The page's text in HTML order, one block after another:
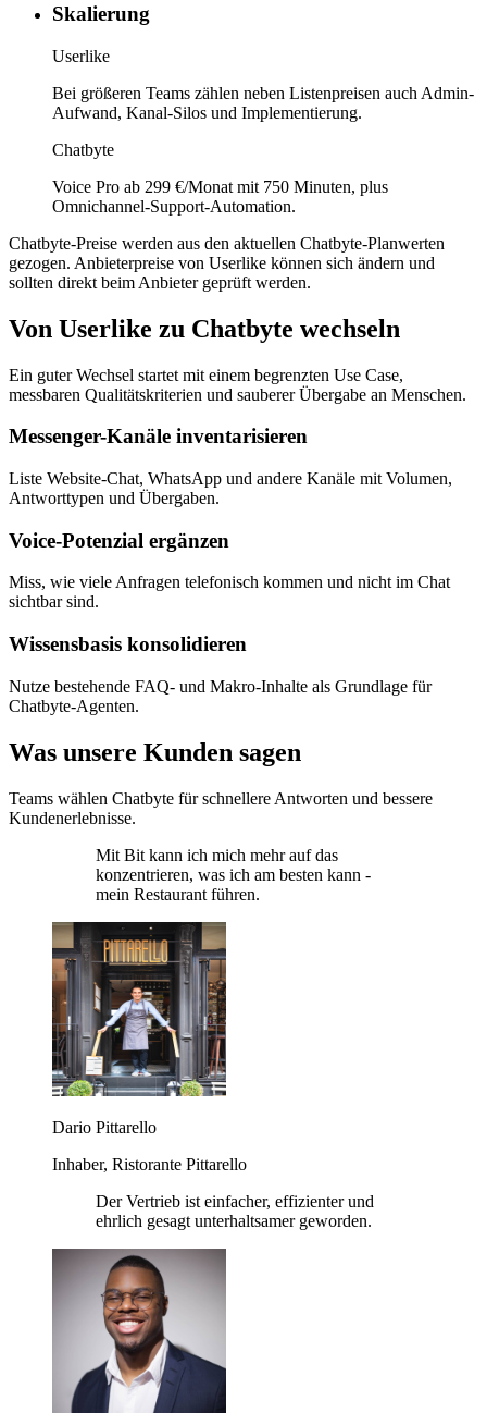
Skalierung
Userlike
Bei größeren Teams zählen neben Listenpreisen auch Admin-
Aufwand, Kanal-Silos und Implementierung.
Chatbyte
Voice Pro ab 299 €/Monat mit 750 Minuten, plus
Omnichannel-Support-Automation.
Chatbyte-Preise werden aus den aktuellen Chatbyte-Planwerten
gezogen. Anbieterpreise von Userlike können sich ändern und
sollten direkt beim Anbieter geprüft werden.
Von Userlike zu Chatbyte wechseln
Ein guter Wechsel startet mit einem begrenzten Use Case,
messbaren Qualitätskriterien und sauberer Übergabe an Menschen.
Messenger-Kanäle inventarisieren
Liste Website-Chat, WhatsApp und andere Kanäle mit Volumen,
Antworttypen und Übergaben.
Voice-Potenzial ergänzen
Miss, wie viele Anfragen telefonisch kommen und nicht im Chat
sichtbar sind.
Wissensbasis konsolidieren
Nutze bestehende FAQ- und Makro-Inhalte als Grundlage für
Chatbyte-Agenten.
Was unsere Kunden sagen
Teams wählen Chatbyte für schnellere Antworten und bessere
Kundenerlebnisse.
Mit Bit kann ich mich mehr auf das
konzentrieren, was ich am besten kann -
mein Restaurant führen.
Dario Pittarello
Inhaber, Ristorante Pittarello
Der Vertrieb ist einfacher, effizienter und
ehrlich gesagt unterhaltsamer geworden.